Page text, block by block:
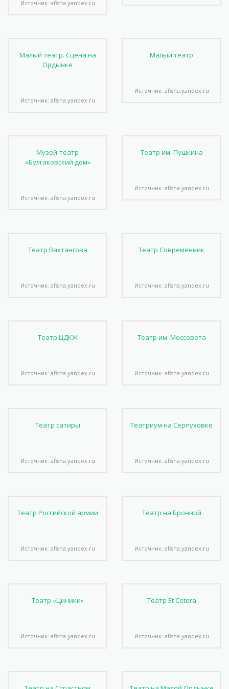
Источник: afisha.yandex.ru
Малый театр. Сцена на
Ордынке
Источник: afisha.yandex.ru
Малый театр
Источник: afisha.yandex.ru
Музей-театр
«Булгаковский дом»
Источник: afisha.yandex.ru
Театр им. Пушкина
Источник: afisha.yandex.ru
Театр Вахтангова
Источник: afisha.yandex.ru
Театр Современник
Источник: afisha.yandex.ru
Театр ЦДКЖ
Источник: afisha.yandex.ru
Театр им. Моссовета
Источник: afisha.yandex.ru
Театр сатиры
Источник: afisha.yandex.ru
Театриум на Серпуховке
Источник: afisha.yandex.ru
Театр Российской армии
Источник: afisha.yandex.ru
Театр на Бронной
Источник: afisha.yandex.ru
Театр «Циники»
Источник: afisha.yandex.ru
Театр Et Cetera
Источник: afisha.yandex.ru